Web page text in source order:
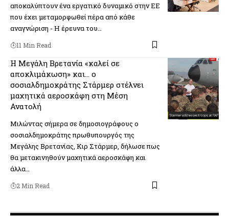
αποκαλύπτουν ένα εργατικό δυναμικό στην ΕΕ
που έχει μεταμορφωθεί πέρα από κάθε
αναγνώριση - Η έρευνα του…
11 Min Read
Η Μεγάλη Βρετανία «καλεί σε
αποκλιμάκωση» και… ο
σοσιαλδημοκράτης Στάρμερ στέλνει
μαχητικά αεροσκάφη στη Μέση
Ανατολή
Μιλώντας σήμερα σε δημοσιογράφους ο
σοσιαλδημοκράτης πρωθυπουργός της
Μεγάλης Βρετανίας, Κιρ Στάρμερ, δήλωσε πως
θα μετακινηθούν μαχητικά αεροσκάφη και
άλλα…
2 Min Read